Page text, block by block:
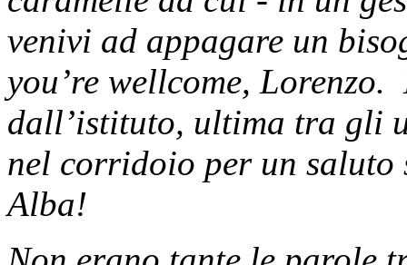
venivi ad appagare un
you’re wellcome,
dall’istituto, ultima tra gli
nel corridoio per un saluto
Alba!